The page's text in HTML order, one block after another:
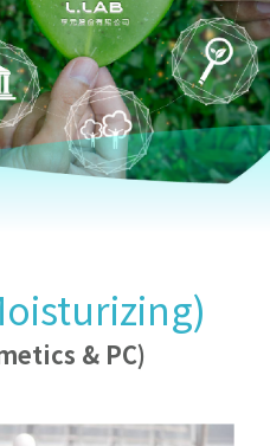
Menu
公司簡介
企業理念及概要
公司沿革及組織
服務領域
產品介紹化
妝
品
(
C
o
s
m
e
t
i
c
s
&
P
C
特
殊
學
品
(
S
p
e
c
i
a
l
t
y
c
h
e
m
i
c
a
l
s
最新消息 最新動態
合作夥伴
Language
繁體中文
English
& PC)